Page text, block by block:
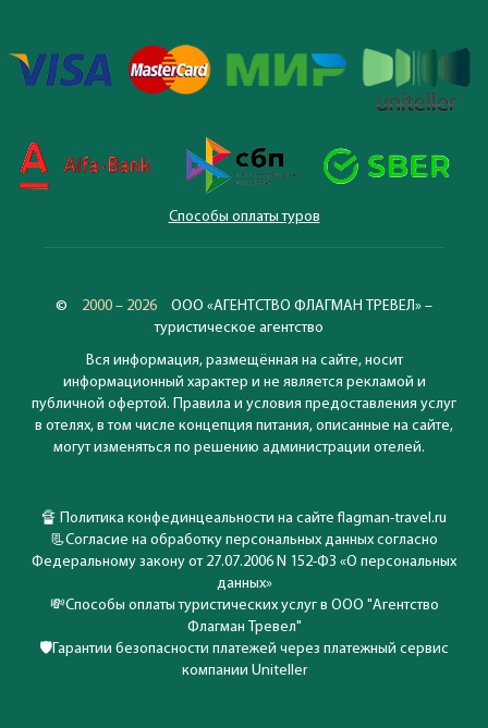
Способы оплаты туров
© 2000 – 2026
ООО «АГЕНТСТВО ФЛАГМАН ТРЕВЕЛ» –
туристическое агентство
Вся информация, размещённая на сайте, носит
информационный характер и не является рекламой и
публичной офертой. Правила и условия предоставления услуг
в отелях, в том числе концепция питания, описанные на сайте,
могут изменяться по решению администрации отелей.
🔏 Политика конфединцеальности на сайте flagman-travel.ru
📃Согласие на обработку персональных данных согласно
Федеральному закону от 27.07.2006 N 152-ФЗ «О персональных
данных»
💸Способы оплаты туристических услуг в ООО "Агентство
Флагман Тревел"
🛡️Гарантии безопасности платежей через платежный сервис
компании Uniteller